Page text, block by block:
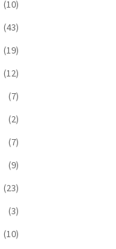
(10)
(43)
(19)
(12)
(7)
(2)
(7)
(9)
(23)
(3)
(10)